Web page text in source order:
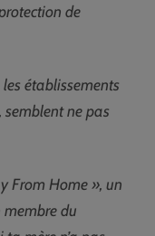
de
établissements
semblent ne pas
From Home », un
du